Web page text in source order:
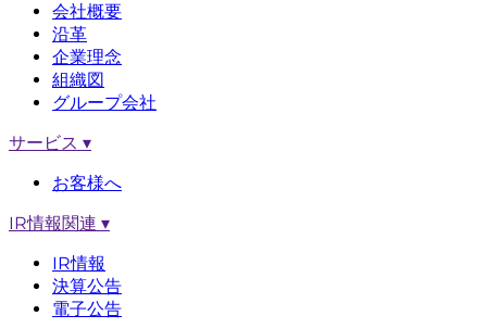
会社概要
沿革
企業理念
組織図
グループ会社
サービス ▾
お客様へ
IR情報関連 ▾
IR情報
決算公告
電子公告